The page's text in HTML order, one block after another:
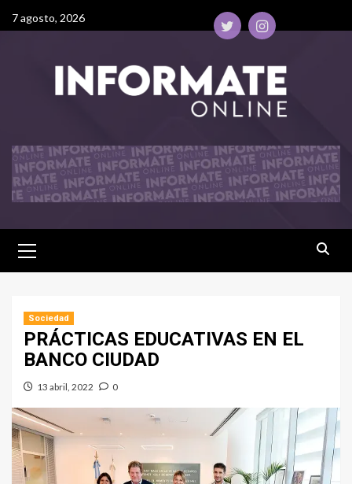
7 agosto, 2026
Sociedad
PRÁCTICAS EDUCATIVAS EN EL
BANCO CIUDAD
13 abril, 2022 0